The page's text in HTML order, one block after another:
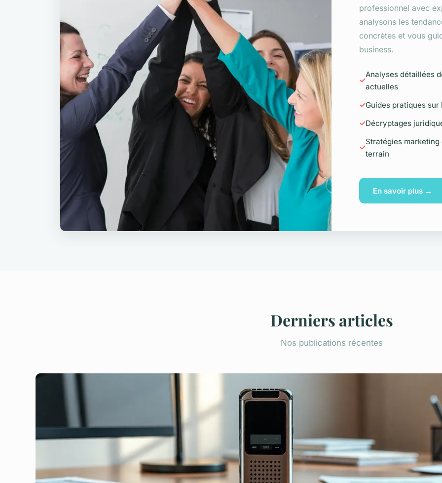
professionnel avec
analysons les
concrètes et vous
business.
Analyses détaillées
actuelles
Guides pratiques
Décryptages
Stratégies
terrain
En savoir plus →
Derniers articles
Nos publications récentes